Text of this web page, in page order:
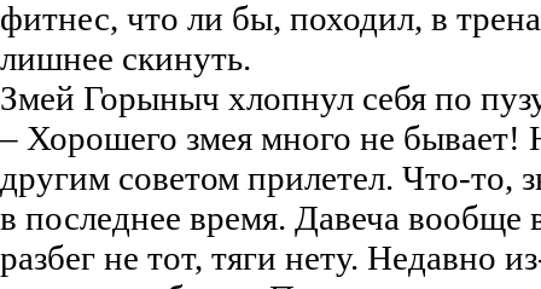
фитнес, что ли бы, походил, в
лишнее скинуть.
Змей Горыныч хлопнул себя по
– Хорошего змея много не бывает!
другим советом прилетел. Что-то,
в последнее время. Давеча вообще
разбег не тот, тяги нету. Недавно